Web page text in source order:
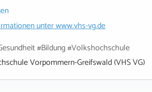
unterwww.vhs-vg.de
#Bildung #Volkshochschule
Vorpommern-Greifswald (VHS VG)